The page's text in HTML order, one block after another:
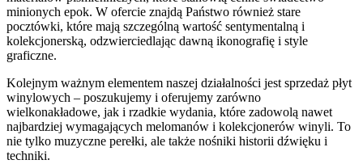
minionych epok. W ofercie znajdą Państwo również stare
pocztówki, które mają szczególną wartość sentymentalną i
kolekcjonerską, odzwierciedlając dawną ikonografię i style
graficzne.
Kolejnym ważnym elementem naszej działalności jest sprzedaż płyt
winylowych – poszukujemy i oferujemy zarówno
wielkonakładowe, jak i rzadkie wydania, które zadowolą nawet
najbardziej wymagających melomanów i kolekcjonerów winyli. To
nie tylko muzyczne perełki, ale także nośniki historii dźwięku i
techniki.